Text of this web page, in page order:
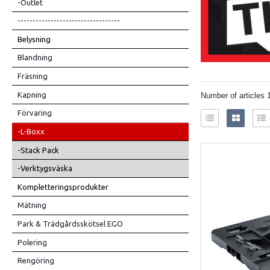
-Outlet
----------------------------------
Belysning
Blandning
Fräsning
Kapning
Förvaring
-L-Boxx
-Stack Pack
-Verktygsväska
Kompletteringsprodukter
Mätning
Park & Trädgårdsskötsel EGO
Polering
Rengöring
Number of articles